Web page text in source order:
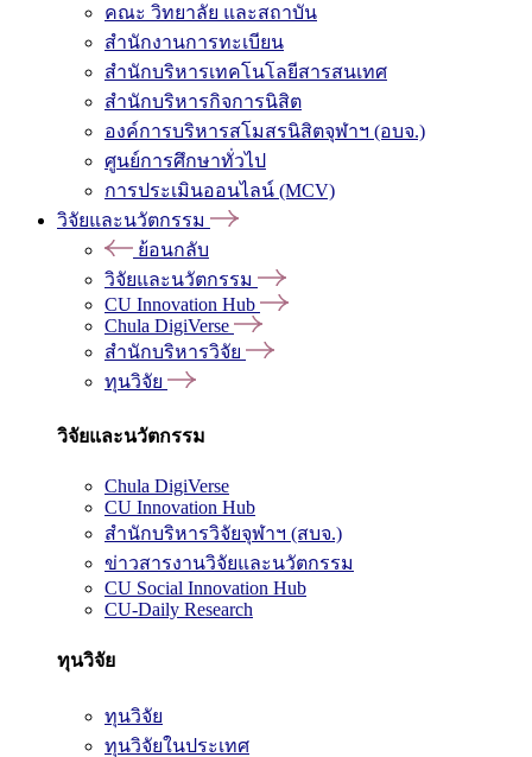
คณะ วิทยาลัย และสถาบัน
สำนักงานการทะเบียน
สำนักบริหารเทคโนโลยีสารสนเทศ
สำนักบริหารกิจการนิสิต
องค์การบริหารสโมสรนิสิตจุฬาฯ (อบจ.)
ศูนย์การศึกษาทั่วไป
การประเมินออนไลน์ (MCV)
วิจัยและนวัตกรรม
ย้อนกลับ
วิจัยและนวัตกรรม
CU Innovation Hub
Chula DigiVerse
สำนักบริหารวิจัย
ทุนวิจัย
วิจัยและนวัตกรรม
Chula DigiVerse
CU Innovation Hub
สำนักบริหารวิจัยจุฬาฯ (สบจ.)
ข่าวสารงานวิจัยและนวัตกรรม
CU Social Innovation Hub
CU-Daily Research
ทุนวิจัย
ทุนวิจัย
ทุนวิจัยในประเทศ